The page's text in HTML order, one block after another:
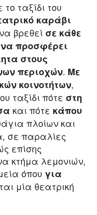
ταξίδι του
καράβι
βρεθεί σε κάθε
προσφέρει
στους
περιοχών. Με
κοινοτήτων,
ταξίδι πότε στη
και πότε κάπου
πλοίων και
σε παραλίες
επίσης
κτήμα λεμονιών,
όπου για
μία θεατρική